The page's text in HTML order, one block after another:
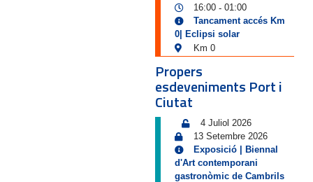
16:00- 01:00
Tancament accés Km
0| Eclipsi solar
Km 0
Propers
esdeveniments Port i
Ciutat
4 Juliol 2026
13 Setembre 2026
Exposició | Biennal
d'Art contemporani
gastronòmic de Cambrils